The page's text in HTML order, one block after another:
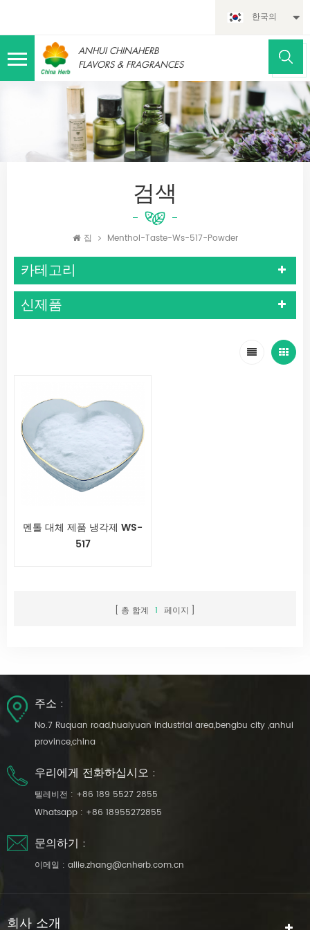
한국의
ANHUI CHINAHERB
FLAVORS & FRAGRANCES
검색
집 Menthol-Taste-Ws-517-Powder
카테고리
신제품
멘톨 대체 제품 냉각제 WS-
517
총 합계 1 페이지
주소 :
No.7 Ruquan road,huaiyuan industrial area,bengbu city ,anhui
province,china
우리에게 전화하십시오 :
텔레비전 : +86 189 5527 2855
Whatsapp : +86 18955272855
문의하기 :
이메일 : allie.zhang@cnherb.com.cn
회사 소개